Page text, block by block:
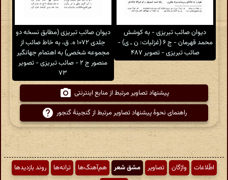
دیوان صائب تبریزی - به کوشش
محمد قهرمان - ج ۶ (غزلیات: ن ـ ی) -
صائب تبریزی - تصویر ۴۸۷
دیوان صائب تبریزی (مطابق نسخه دو
جلدی ۱۰۷۲ ه. ق، به خاط صائب از
مجموعه شخصی) به اهتمام جهانگیر
منصور ج ۲ - صائب تبریزی - تصویر
۷۳
پیشنهاد تصاویر مرتبط از منابع اینترنتی
راهنمای نحوهٔ پیشنهاد تصاویر مرتبط از گنجینهٔ گنجور
اطّلاعات واژگان تصاویر مشق شعر هم‌آهنگ‌ها ترانه‌ها
روند بازدیدها